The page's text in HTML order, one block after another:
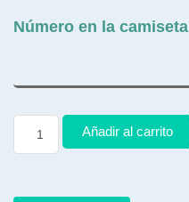
Número en la camiseta
Añadir al carrito